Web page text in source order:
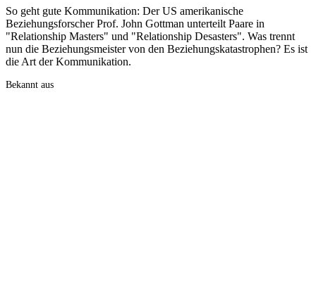
So geht gute Kommunikation: Der US amerikanische
Beziehungsforscher Prof. John Gottman unterteilt Paare in
"Relationship Masters" und "Relationship Desasters". Was trennt
nun die Beziehungsmeister von den Beziehungskatastrophen? Es ist
die Art der Kommunikation.
Bekannt aus